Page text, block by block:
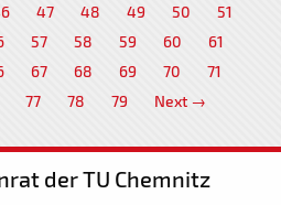
47 48 49 50
51
57 58 59 60
61
67 68 69 70
71
77 78 79 Next →
der TU Chemnitz